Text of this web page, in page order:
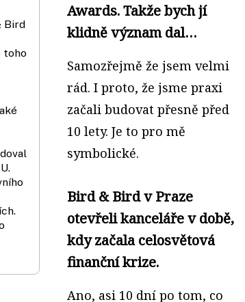
Bird
toho
Awards. Takže bych jí
klidně význam dal…
Samozřejmě že jsem velmi
rád. I proto, že jsme praxi
začali budovat přesně před
10 lety. Je to pro mě
symbolické.
Bird & Bird v Praze
otevřeli kanceláře v době,
kdy začala celosvětová
finanční krize.
Ano, asi 10 dní po tom, co